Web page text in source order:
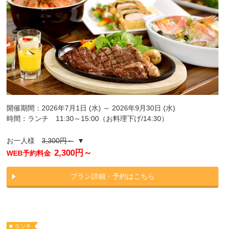
開催期間：2026年7月1日 (水) ～ 2026年9月30日 (水)
時間：ランチ 11:30～15:00（お料理下げ/14:30）
お一人様3,300円～▼
WEB予約料金 2,300円～
プラン詳細・予約はこちら